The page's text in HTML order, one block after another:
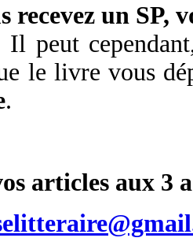
recevez un SP,
Il peut
le livre vous
.
articles aux 3